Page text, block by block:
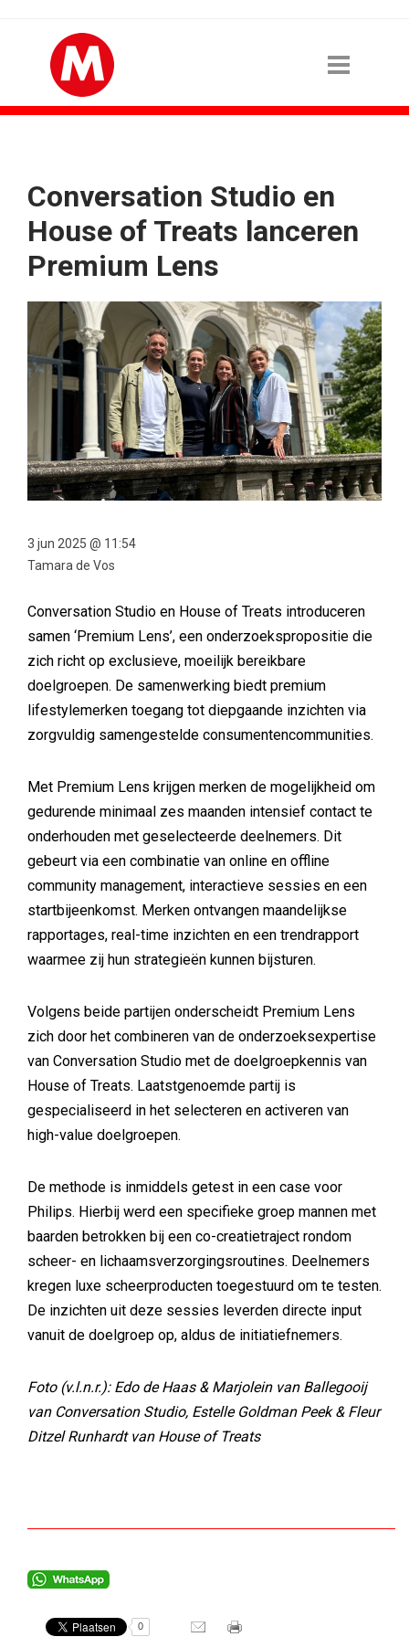
Conversation Studio en
House of Treats lanceren
Premium Lens
3 jun 2025 @ 11:54
Tamara de Vos
Conversation Studio en House of Treats introduceren
samen ‘Premium Lens’, een onderzoekspropositie die
zich richt op exclusieve, moeilijk bereikbare
doelgroepen. De samenwerking biedt premium
lifestylemerken toegang tot diepgaande inzichten via
zorgvuldig samengestelde consumentencommunities.
Met Premium Lens krijgen merken de mogelijkheid om
gedurende minimaal zes maanden intensief contact te
onderhouden met geselecteerde deelnemers. Dit
gebeurt via een combinatie van online en offline
community management, interactieve sessies en een
startbijeenkomst. Merken ontvangen maandelijkse
rapportages, real-time inzichten en een trendrapport
waarmee zij hun strategieën kunnen bijsturen.
Volgens beide partijen onderscheidt Premium Lens
zich door het combineren van de onderzoeksexpertise
van Conversation Studio met de doelgroepkennis van
House of Treats. Laatstgenoemde partij is
gespecialiseerd in het selecteren en activeren van
high-value doelgroepen.
De methode is inmiddels getest in een case voor
Philips. Hierbij werd een specifieke groep mannen met
baarden betrokken bij een co-creatietraject rondom
scheer- en lichaamsverzorgingsroutines. Deelnemers
kregen luxe scheerproducten toegestuurd om te testen.
De inzichten uit deze sessies leverden directe input
vanuit de doelgroep op, aldus de initiatiefnemers.
Foto (v.l.n.r.): Edo de Haas & Marjolein van Ballegooij
van Conversation Studio, Estelle Goldman Peek & Fleur
Ditzel Runhardt van House of Treats
0